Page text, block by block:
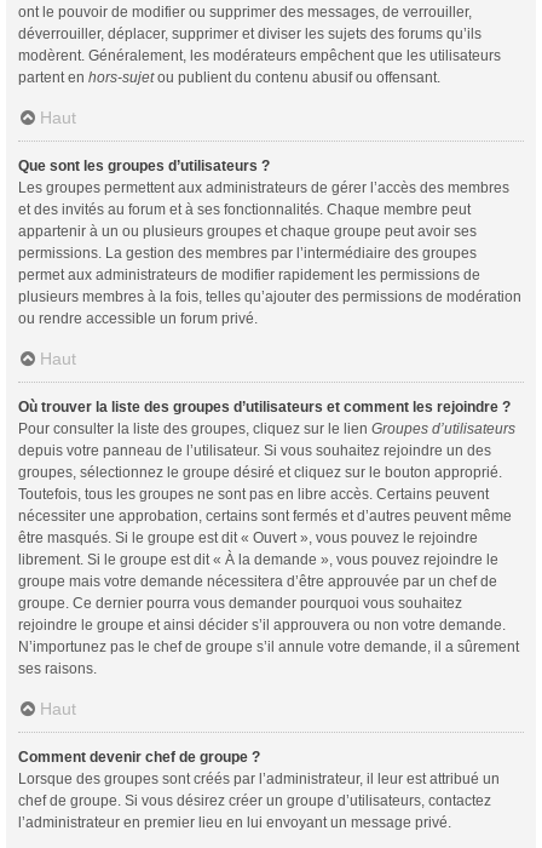
ont le pouvoir de modifier ou supprimer des messages, de verrouiller,
déverrouiller, déplacer, supprimer et diviser les sujets des forums qu’ils
modèrent. Généralement, les modérateurs empêchent que les utilisateurs
partent en hors-sujetou publient du contenu abusif ou offensant.
Haut
Que sont les groupes d’utilisateurs ?
Les groupes permettent aux administrateurs de gérer l’accès des membres
et des invités au forum et à ses fonctionnalités. Chaque membre peut
appartenir à un ou plusieurs groupes et chaque groupe peut avoir ses
permissions. La gestion des membres par l’intermédiaire des groupes
permet aux administrateurs de modifier rapidement les permissions de
plusieurs membres à la fois, telles qu’ajouter des permissions de modération
ou rendre accessible un forum privé.
Haut
Où trouver la liste des groupes d’utilisateurs et comment les rejoindre ?
Pour consulter la liste des groupes, cliquez sur le lien Groupes d’utilisateurs
depuis votre panneau de l’utilisateur. Si vous souhaitez rejoindre un des
groupes, sélectionnez le groupe désiré et cliquez sur le bouton approprié.
Toutefois, tous les groupes ne sont pas en libre accès. Certains peuvent
nécessiter une approbation, certains sont fermés et d’autres peuvent même
être masqués. Si le groupe est dit « Ouvert », vous pouvez le rejoindre
librement. Si le groupe est dit « À la demande », vous pouvez rejoindre le
groupe mais votre demande nécessitera d’être approuvée par un chef de
groupe. Ce dernier pourra vous demander pourquoi vous souhaitez
rejoindre le groupe et ainsi décider s’il approuvera ou non votre demande.
N’importunez pas le chef de groupe s’il annule votre demande, il a sûrement
ses raisons.
Haut
Comment devenir chef de groupe ?
Lorsque des groupes sont créés par l’administrateur, il leur est attribué un
chef de groupe. Si vous désirez créer un groupe d’utilisateurs, contactez
l’administrateur en premier lieu en lui envoyant un message privé.